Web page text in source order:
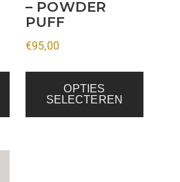
– POWDER
PUFF
€95,00
OPTIES
SELECTEREN
de